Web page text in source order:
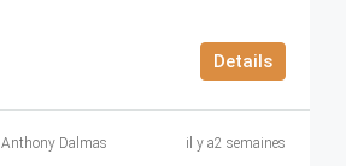
Details
Anthony Dalmas il y a2 semaines